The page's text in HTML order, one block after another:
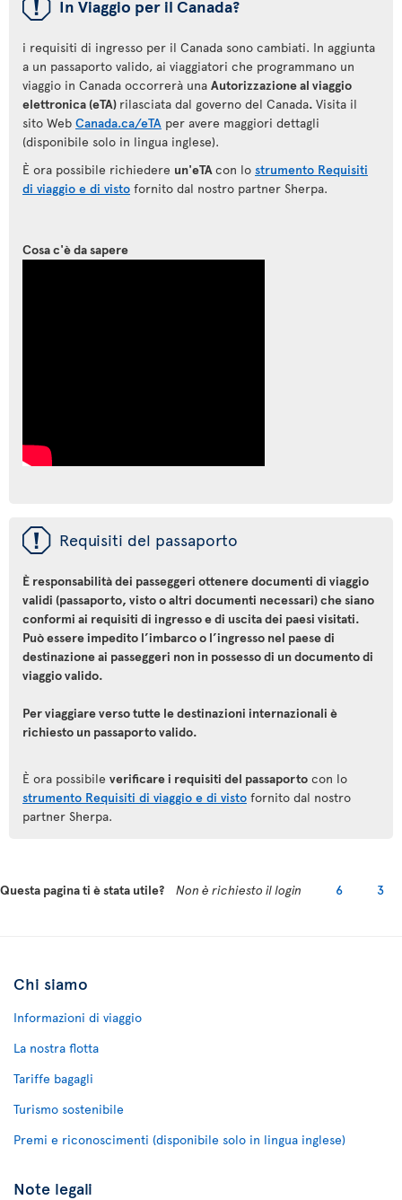
In Viaggio per il Canada?
i requisiti di ingresso per il Canada sono cambiati. In aggiunta
a un passaporto valido, ai viaggiatori che programmano un
viaggio in Canada occorrerà una Autorizzazione al viaggio
elettronica (eTA) rilasciata dal governo del Canada. Visita il
sito Web Canada.ca/eTA per avere maggiori dettagli
(disponibile solo in lingua inglese).
È ora possibile richiedere un'eTAcon lo strumento Requisiti
di viaggio e di visto fornito dal nostro partner Sherpa.
Cosa c'è da sapere
ü Requisiti del passaporto
È responsabilità dei passeggeri ottenere documenti di viaggio
validi (passaporto, visto o altri documenti necessari) che siano
conformi ai requisiti di ingresso e di uscita dei paesi visitati.
Può essere impedito l’imbarco o l’ingresso nel paese di
destinazione ai passeggeri non in possesso di un documento di
viaggio valido.
Per viaggiare verso tutte le destinazioni internazionali è
richiesto un passaporto valido.
È ora possibile verificare i requisiti del passaporto con lo
strumento Requisiti di viaggio e di visto fornito dal nostro
partner Sherpa.
Questa pagina ti è stata utile? Non è richiesto il login 6 3
Chi siamo
Informazioni di viaggio
La nostra flotta
Tariffe bagagli
Turismo sostenibile
Premi e riconoscimenti (disponibile solo in lingua inglese)
Note legali